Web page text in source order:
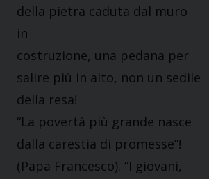
della pietra caduta dal muro
in
costruzione, una pedana per
salire più in alto, non un sedile
della resa!
“La povertà più grande nasce
dalla carestia di promesse”!
(Papa Francesco). “I giovani,